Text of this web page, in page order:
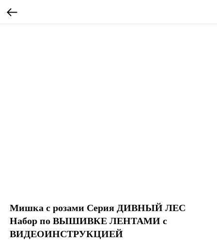
Мишка с розами Серия ДИВНЫЙ ЛЕС
Набор по ВЫШИВКЕ ЛЕНТАМИ с
ВИДЕОИНСТРУКЦИЕЙ